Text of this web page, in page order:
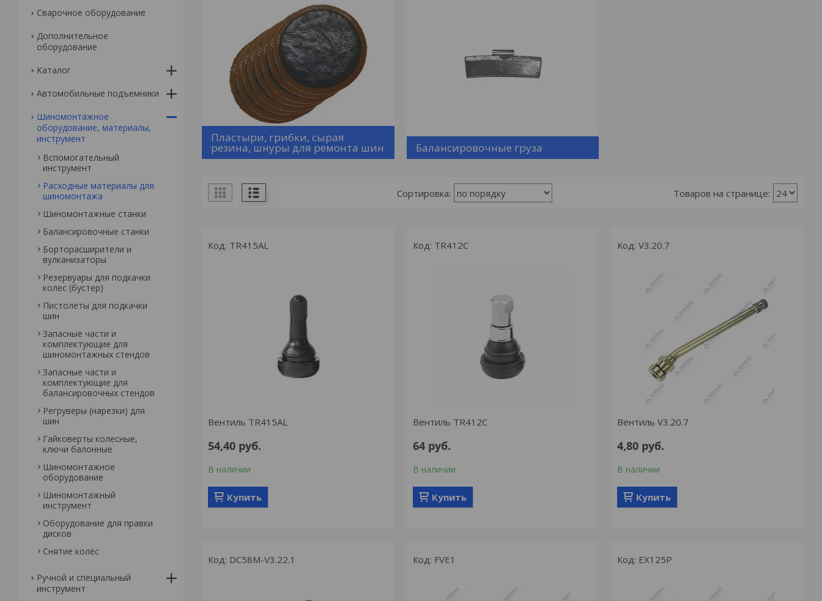
Пластыри, грибки, сырая
резина, шнуры для ремонта шин Балансировочные груза
TR415AL
Вентиль TR415AL
54,40 руб.
В наличии
Купить
TR412С
Вентиль TR412С
64 руб.
В наличии
Купить
V3.20.7
Вентиль V3.20.7
4,80 руб.
В наличии
Купить
DC58M-V3.22.1 FVE1 EX125P
Сварочное оборудование
Дополнительное
оборудование
Каталог
Автомобильные подъемники
Шиномонтажное
оборудование, материалы,
инструмент
Вспомогательный
инструмент
Расходные материалы для
шиномонтажа
Шиномонтажные станки
Балансировочные станки
Борторасширители и
вулканизаторы
Резервуары для подкачки
колес (бустер)
Пистолеты для подкачки
шин
Запасные части и
комплектующие для
шиномонтажных стендов
Запасные части и
комплектующие для
балансировочных стендов
Регруверы (нарезки) для
шин
Гайковерты колесные,
ключи балонные
Шиномонтажное
оборудование
Шиномонтажный
инструмент
Оборудование для правки
дисков
Снятие колёс
Ручной и специальный
инструмент